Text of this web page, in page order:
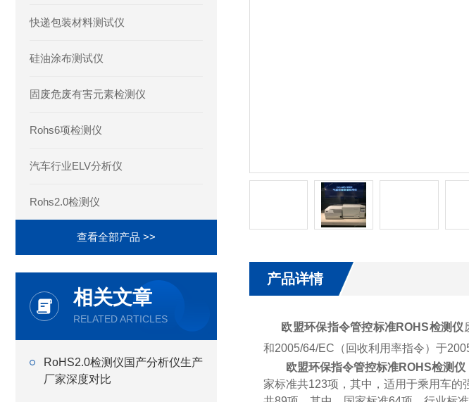
快递包装材料测试仪
硅油涂布测试仪
固废危废有害元素检测仪
Rohs6项检测仪
汽车行业ELV分析仪
Rohs2.0检测仪
查看全部产品 >>
相关文章
RELATED ARTICLES
RoHS2.0检测仪国产分析仪生产
厂家深度对比
产品详情
欧盟环保指令管控标准ROHS检测仪
和2005/64/EC（回收利用率指令）于
欧盟环保指令管控标准ROHS检测仪
家标准共123项，其中，适用于乘用车